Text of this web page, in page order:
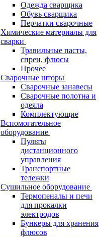
Одежда сварщика
Обувь сварщика
Перчатки сварочные
Химические материалы для
сварки
Травильные пасты,
спреи, флюсы
Прочее
Сварочные шторы
Сварочные занавесы
Сварочные полотна и
одеяла
Комплектующие
Вспомогательное
оборудование
Пульты
дистанционного
управления
Транспортные
тележки
Сушильное оборудование
Термопеналы и печи
для прокалки
электродов
Бункеры для хранения
флюсов